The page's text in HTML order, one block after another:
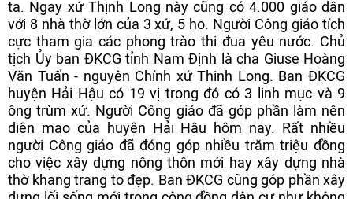
ta. Ngay xứ Thịnh Long này cũng có 4.000 giáo dân
với 8 nhà thờ lớn của 3 xứ, 5 họ. Người Công giáo tích
cực tham gia các phong trào thi đua yêu nước. Chủ
tịch Ủy ban ĐKCG tỉnh Nam Định là cha Giuse Hoàng
Văn Tuấn - nguyên Chính xứ Thịnh Long. Ban ĐKCG
huyện Hải Hậu có 19 vị trong đó có 3 linh mục và 9
ông trùm xứ. Người Công giáo đã góp phần làm nên
diện mạo của huyện Hải Hậu hôm nay. Rất nhiều
người Công giáo đã đóng góp nhiều trăm triệu đồng
cho việc xây dựng nông thôn mới hay xây dựng nhà
thờ khang trang to đẹp. Ban ĐKCG cũng góp phần xây